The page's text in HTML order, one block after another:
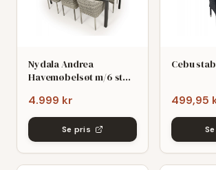
Nydala Andrea
Havemøbelsøt m/6 stole
grø
4.999 kr
Se pris
Cebu
499,95